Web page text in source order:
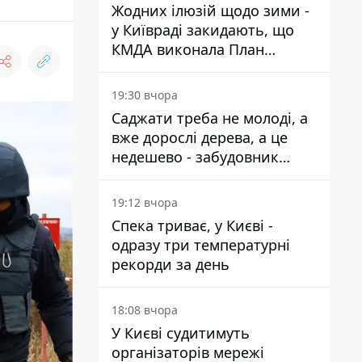
Жодних ілюзій щодо зими -
у Київраді закидають, що
КМДА виконала План
стійкості на 20%
19:30 вчора
Саджати треба не молоді, а
вже дорослі дерева, а це
недешево - забудовник
Ніконов
19:12 вчора
Спека триває, у Києві -
одразу три температурні
рекорди за день
18:08 вчора
У Києві судитимуть
організаторів мережі